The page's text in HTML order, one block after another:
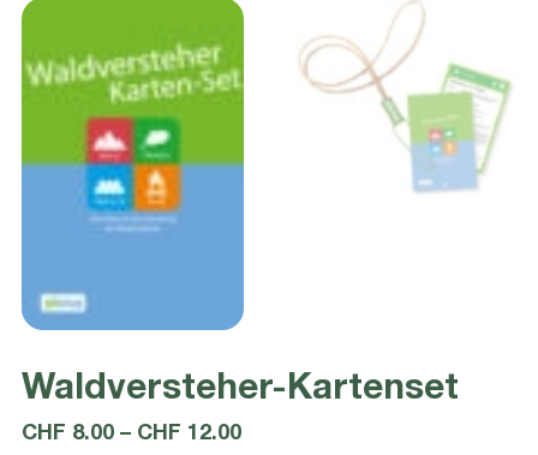
Waldversteher-Kartenset
CHF 8.00 – CHF 12.00Preisspanne: